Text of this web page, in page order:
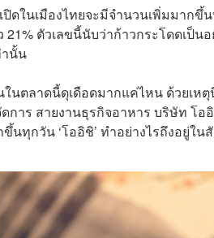
ดในเมืองไทยจะมีจำนวนเพิ่มมาก
ตัวเลขนี้นับว่าก้าวกระโดดเป็
านั้น
ตลาดนี้ดุเดือดมากแค่ไหน ด้วยเหตุ
การ สายงานธุรกิจอาหาร บริษัท โอ
ทุกวัน ‘โออิชิ’ ทำอย่างไรถึงอยู่ใน